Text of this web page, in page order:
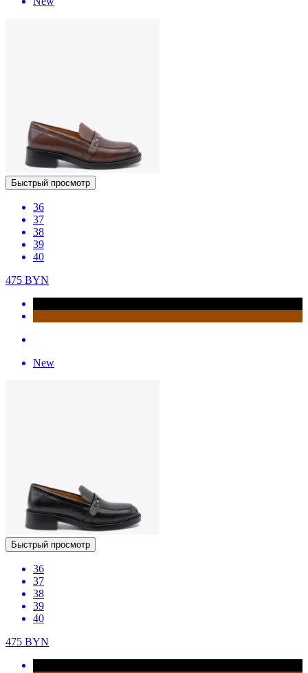
Быстрый просмотр
36
37
38
39
40
475 BYN
New
Быстрый просмотр
36
37
38
39
40
475 BYN